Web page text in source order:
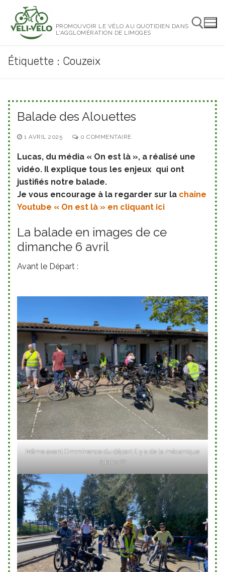
contenu
PROMOUVOIR LE VÉLO AU QUOTIDIEN DANS
L'AGGLOMÉRATION DE LIMOGES
Étiquette : Couzeix
Balade des Alouettes
1 AVRIL 2025 0 COMMENTAIRE
Lucas, du média « On est là », a réalisé une
vidéo. Il explique tous les enjeux qui ont
justifiés notre balade.
Je vous encourage à la regarder sur la chaine
Youtube « On est là » en cliquant ici
La balade en images de ce
dimanche 6 avril
Avant le Départ :
Même avant l’imminence du départ il y a de la mécanique
à faire ??